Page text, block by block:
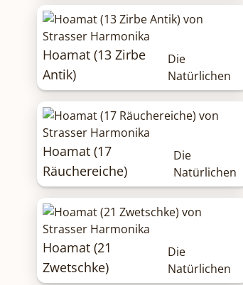
Hoamat (13 Zirbe
Antik)
Die
Natürlichen
Hoamat (17
Räuchereiche)
Die
Natürlichen
Hoamat (21
Zwetschke)
Die
Natürlichen